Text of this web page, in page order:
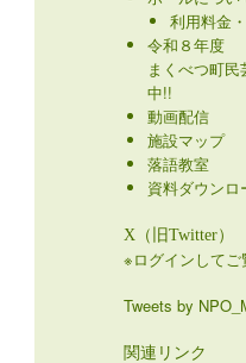
利用料金
令和８年度
まくべつ町
中!!
動画配信
施設マップ
落語教室
資料ダウンロ
X（旧Twitter）
※ログインして
Tweets by
関連リンク